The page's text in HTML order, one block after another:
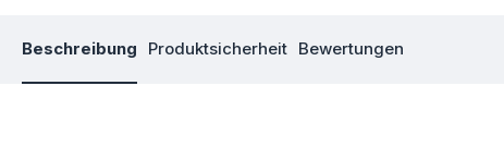
Beschreibung Produktsicherheit Bewertungen